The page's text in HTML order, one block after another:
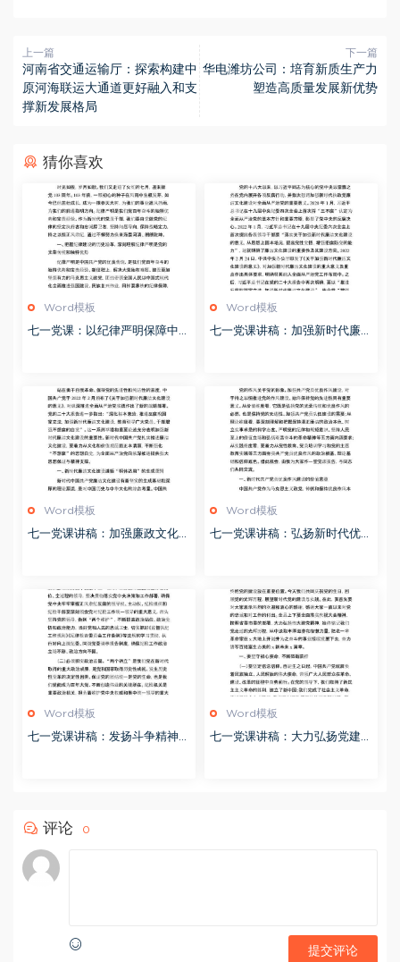
上一篇
河南省交通运输厅：探索构建中
原河海联运大通道更好融入和支
撑新发展格局
下一篇
华电潍坊公司：培育新质生产力
塑造高质量发展新优势
猜你喜欢
Word模板
七一党课：以纪律严明保障中国
Word模板
七一党课讲稿：加强新时代廉洁
Word模板
七一党课讲稿：加强廉政文化建
Word模板
七一党课讲稿：弘扬新时代优良
Word模板
七一党课讲稿：发扬斗争精神
Word模板
七一党课讲稿：大力弘扬党建精
评论 0
提交评论